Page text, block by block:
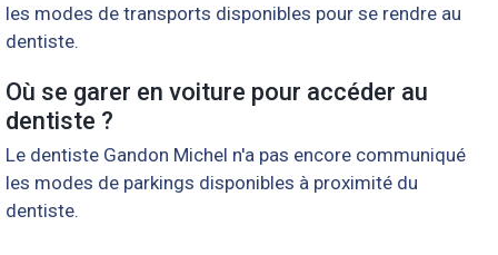
les modes de transports disponibles pour se rendre au
dentiste.
Où se garer en voiture pour accéder au
dentiste ?
Le dentiste Gandon Michel n'a pas encore communiqué
les modes de parkings disponibles à proximité du
dentiste.